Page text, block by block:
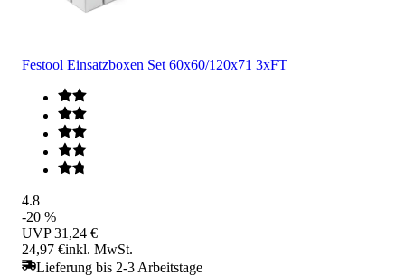
Festool Einsatzboxen Set 60x60/120x71 3xFT
4.8
-20 %
UVP 31,24 €
24,97 €inkl. MwSt.
Lieferung bis 2-3 Arbeitstage